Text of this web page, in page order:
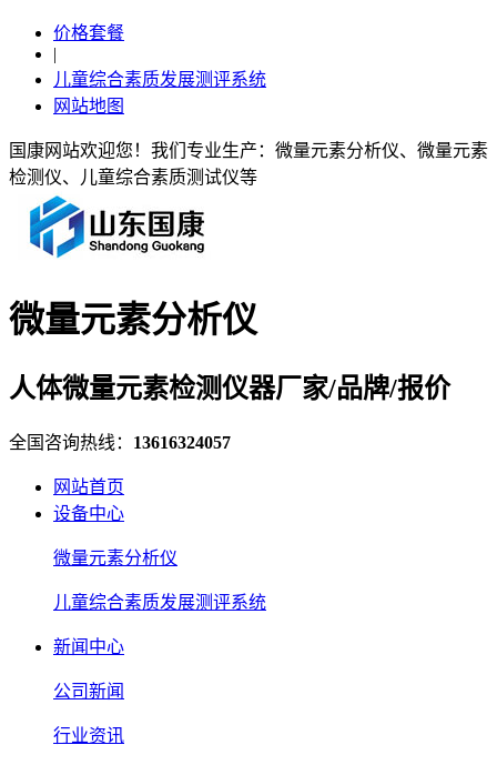
价格套餐
|
儿童综合素质发展测评系统
网站地图
国康网站欢迎您！我们专业生产：微量元素分析仪、微量元素
检测仪、儿童综合素质测试仪等
微量元素分析仪
人体微量元素检测仪器厂家/品牌/报价
全国咨询热线： 13616324057
网站首页
设备中心
微量元素分析仪
儿童综合素质发展测评系统
新闻中心
公司新闻
行业资讯